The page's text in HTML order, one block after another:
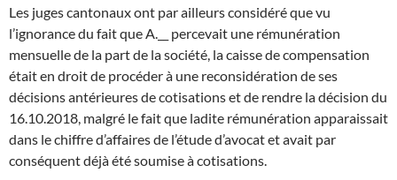
Les juges cantonaux ont par ailleurs considéré que vu
l’ignorance du fait que A.__ percevait une rémunération
mensuelle de la part de la société, la caisse de compensation
était en droit de procéder à une reconsidération de ses
décisions antérieures de cotisations et de rendre la décision du
16.10.2018, malgré le fait que ladite rémunération apparaissait
dans le chiffre d’affaires de l’étude d’avocat et avait par
conséquent déjà été soumise à cotisations.